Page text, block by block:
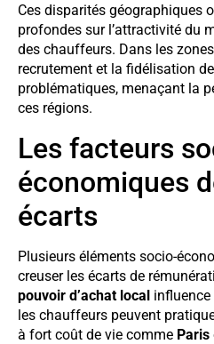
Ces disparités géographiques
profondes sur l’attractivité du
des chauffeurs. Dans les
recrutement et la fidélisation
problématiques, menaçant la
ces régions.
Les facteurs
économiques
écarts
Plusieurs éléments socio-
creuser les écarts de
pouvoir d’achat local
les chauffeurs peuvent
à fort coût de vie comme Paris